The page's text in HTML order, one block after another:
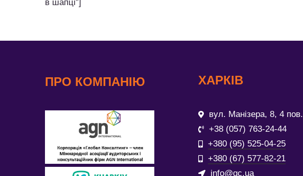
в шапці”]
ПРО КОМПАНІЮ ХАРКІВ
вул. Манізера, 8, 4 пов.
+38 (057) 763-24-44
+380 (95) 525-04-25
+380 (67) 577-82-21
info@gc.ua